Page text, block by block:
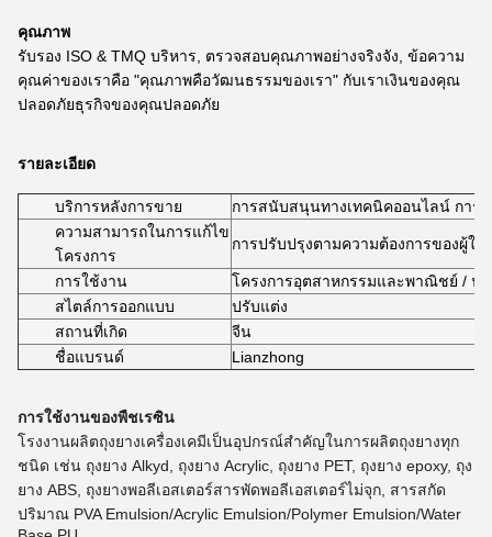
คุณภาพ
รับรอง ISO & TMQ บริหาร, ตรวจสอบคุณภาพอย่างจริงจัง, ข้อความ
คุณค่าของเราคือ "คุณภาพคือวัฒนธรรมของเรา" กับเราเงินของคุณ
ปลอดภัยธุรกิจของคุณปลอดภัย
รายละเอียด
บริการหลังการขาย
การสนับสนุนทางเทคนิคออนไลน์ การ
ความสามารถในการแก้ไข
โครงการ
การปรับปรุงตามความต้องการของผู้ใช้
การใช้งาน
โครงการอุตสาหกรรมและพาณิชย์ / น้ํ
สไตล์การออกแบบ
ปรับแต่ง
สถานที่เกิด
จีน
ชื่อแบรนด์
Lianzhong
การใช้งานของพืชเรซิน
โรงงานผลิตถุงยางเครื่องเคมีเป็นอุปกรณ์สําคัญในการผลิตถุงยางทุก
ชนิด เช่น ถุงยาง Alkyd, ถุงยาง Acrylic, ถุงยาง PET, ถุงยาง epoxy, ถุง
ยาง ABS, ถุงยางพอลีเอสเตอร์สารพัดพอลีเอสเตอร์ไม่จุก, สารสกัด
ปริมาณ PVA Emulsion/Acrylic Emulsion/Polymer Emulsion/Water